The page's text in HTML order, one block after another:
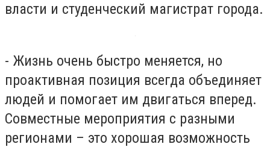
власти и студенческий магистрат города.
- Жизнь очень быстро меняется, но
проактивная позиция всегда объединяет
людей и помогает им двигаться вперед.
Совместные мероприятия с разными
регионами – это хорошая возможность